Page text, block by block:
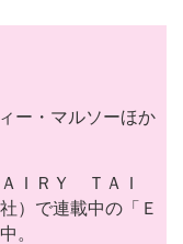
ー・マルソーほか
ＩＲＹ ＴＡＩ
）で連載中の「Ｅ
。